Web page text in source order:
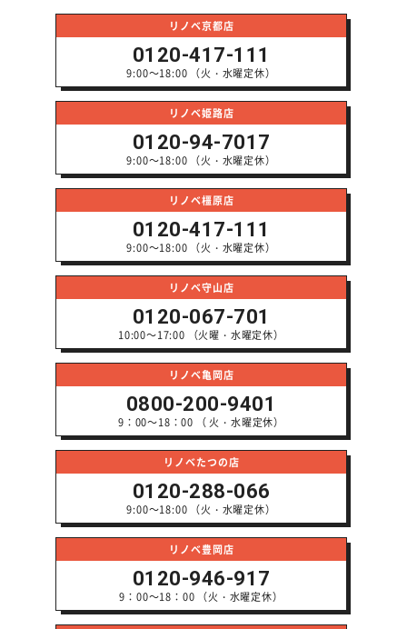
リノベ京都店
0120-417-111
9:00～18:00 （火・水曜定休）
リノベ姫路店
0120-94-7017
9:00～18:00 （火・水曜定休）
リノベ橿原店
0120-417-111
9:00～18:00 （火・水曜定休）
リノベ守山店
0120-067-701
10:00～17:00 （火曜・水曜定休）
リノベ亀岡店
0800-200-9401
9：00～18：00 （ 火・水曜定休）
リノベたつの店
0120-288-066
9:00～18:00 （火・水曜定休）
リノベ豊岡店
0120-946-917
9：00～18：00 （火・水曜定休）